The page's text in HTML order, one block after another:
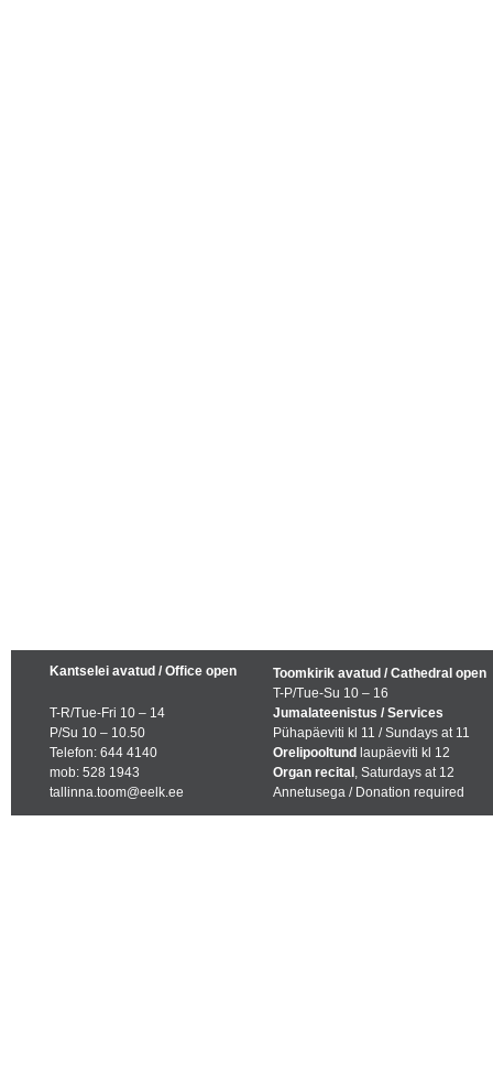
Kantselei avatud / Office open
T-R/Tue-Fri 10 – 14
P/Su 10 – 10.50
Telefon: 644 4140
mob: 528 1943
tallinna.toom@eelk.ee
Toomkirik avatud / Cathedral open
T-P/Tue-Su 10 – 16
Jumalateenistus / Services
Pühapäeviti kl 11 / Sundays at 11
Orelipooltund laupäeviti kl 12
Organ recital , Saturdays at 12
Annetusega / Donation required